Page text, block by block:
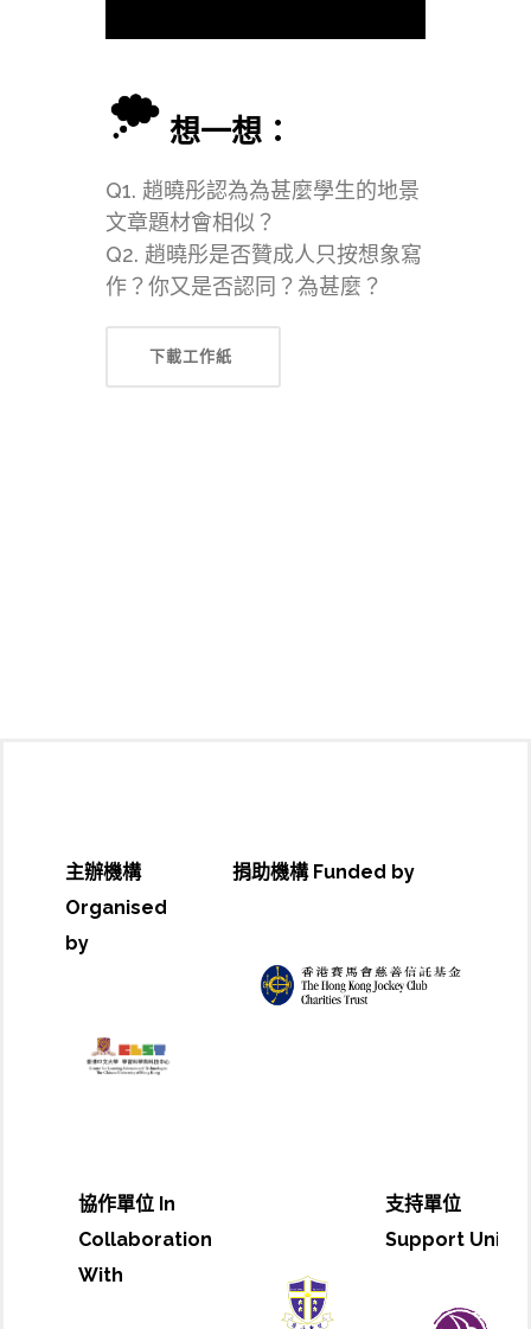
想一想：
Q1. 趙曉彤認為為甚麼學生的地景
文章題材會相似？
Q2. 趙曉彤是否贊成人只按想象寫
作？你又是否認同？為甚麼？
下載工作紙
主辦機構
Organised
by
捐助機構 Funded by
協作單位 In
Collaboration
With
支持單位
Support Unit